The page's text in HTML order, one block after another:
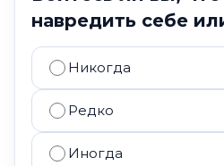
навредить себе
Никогда
Редко
Иногда